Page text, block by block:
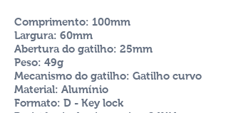
Comprimento: 100mm
Largura: 60mm
Abertura do gatilho: 25mm
Peso: 49g
Mecanismo do gatilho: Gatilho curvo
Material: Alumínio
Formato: D - Key lock